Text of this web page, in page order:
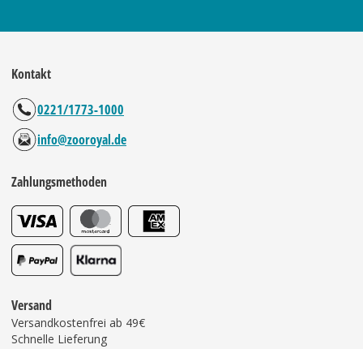
Kontakt
0221/1773-1000
info@zooroyal.de
Zahlungsmethoden
Versand
Versandkostenfrei ab 49€
Schnelle Lieferung